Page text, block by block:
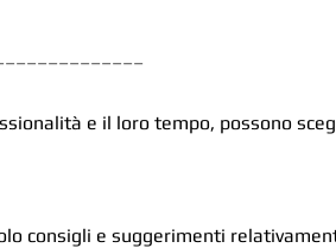
e il loro tempo, possono
consigli e suggerimenti